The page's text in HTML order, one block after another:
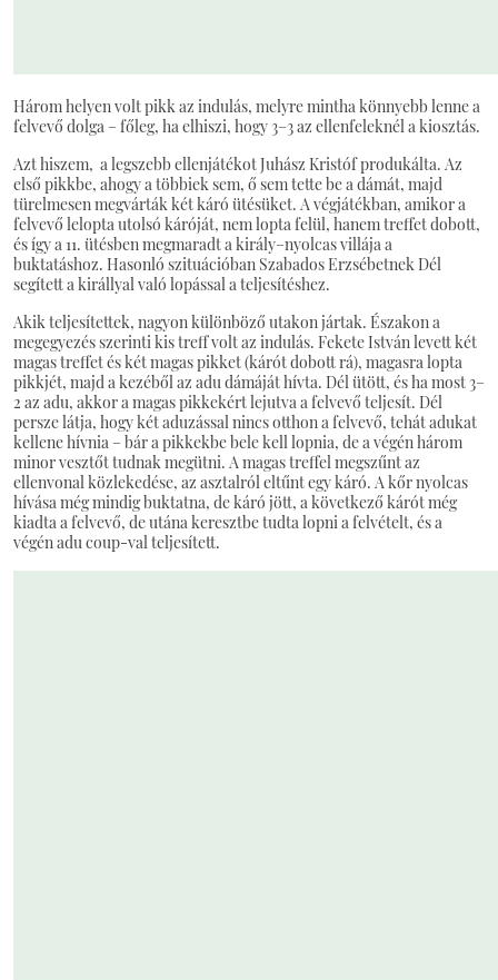
Három helyen volt pikk az indulás, melyre mintha könnyebb lenne a
felvevő dolga – főleg, ha elhiszi, hogy 3–3 az ellenfeleknél a kiosztás.
Azt hiszem, a legszebb ellenjátékot Juhász Kristóf produkálta. Az
első pikkbe, ahogy a többiek sem, ő sem tette be a dámát, majd
türelmesen megvárták két káró ütésüket. A végjátékban, amikor a
felvevő lelopta utolsó káróját, nem lopta felül, hanem treffet dobott,
és így a 11. ütésben megmaradt a király–nyolcas villája a
buktatáshoz. Hasonló szituációban Szabados Erzsébetnek Dél
segített a királlyal való lopással a teljesítéshez.
Akik teljesítettek, nagyon különböző utakon jártak. Északon a
megegyezés szerinti kis treff volt az indulás. Fekete István levett két
magas treffet és két magas pikket (kárót dobott rá), magasra lopta
pikkjét, majd a kezéből az adu dámáját hívta. Dél ütött, és ha most 3–
2 az adu, akkor a magas pikkekért lejutva a felvevő teljesít. Dél
persze látja, hogy két aduzással nincs otthon a felvevő, tehát adukat
kellene hívnia – bár a pikkekbe bele kell lopnia, de a végén három
minor vesztőt tudnak megütni. A magas treffel megszűnt az
ellenvonal közlekedése, az asztalról eltűnt egy káró. A kőr nyolcas
hívása még mindig buktatna, de káró jött, a következő kárót még
kiadta a felvevő, de utána keresztbe tudta lopni a felvételt, és a
végén adu coup-val teljesített.